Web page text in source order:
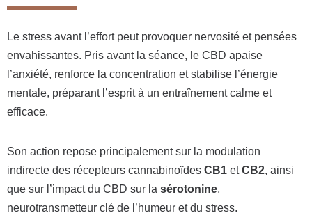
Le stress avant l’effort peut provoquer nervosité et pensées
envahissantes. Pris avant la séance, le CBD apaise
l’anxiété, renforce la concentration et stabilise l’énergie
mentale, préparant l’esprit à un entraînement calme et
efficace.
Son action repose principalement sur la modulation
indirecte des récepteurs cannabinoïdes CB1 etCB2, ainsi
que sur l’impact du CBD sur la sérotonine,
neurotransmetteur clé de l’humeur et du stress.